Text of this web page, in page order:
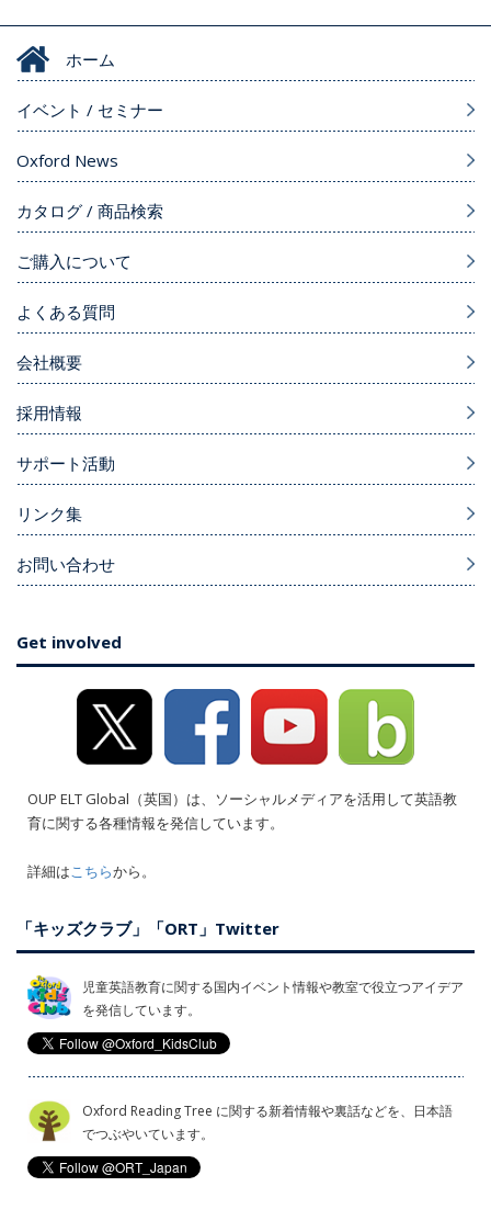
ホーム
イベント / セミナー
Oxford News
カタログ / 商品検索
ご購入について
よくある質問
会社概要
採用情報
サポート活動
リンク集
お問い合わせ
Get involved
OUP ELT Global（英国）は、ソーシャルメディアを活用して英語教
育に関する各種情報を発信しています。
詳細はこちらから。
「キッズクラブ」「ORT」Twitter
児童英語教育に関する国内イベント情報や教室で役立つアイデア
を発信しています。
Oxford Reading Tree に関する新着情報や裏話などを、日本語
でつぶやいています。